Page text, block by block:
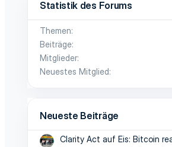
Statistik des Forums
Themen
Beiträge
Mitglieder
Neuestes Mitglied
Neueste Beiträge
Clarity Act auf Eis: Bitcoin